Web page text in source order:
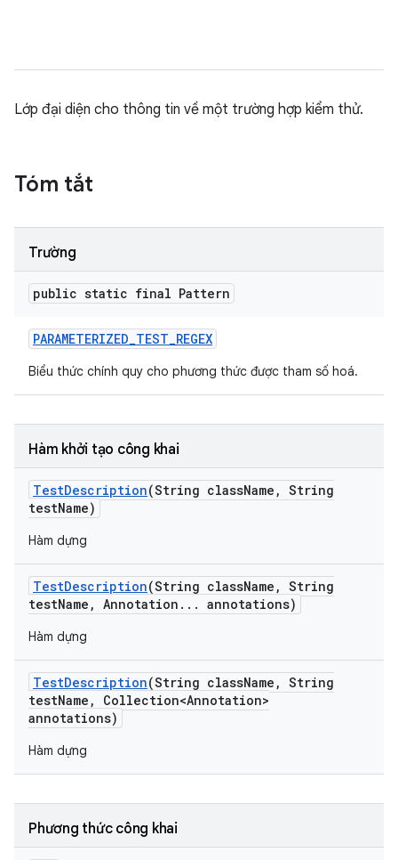
Lớp đại diện cho thông tin về một trường hợp kiểm thử.
Tóm tắt
Trường
public static final Pattern
PARAMETERIZED_TEST_REGEX
Biểu thức chính quy cho phương thức được tham số hoá.
Hàm khởi tạo công khai
TestDescription(String className , String
testName)
Hàm dựng
TestDescription(String className , String
testName , Annotation . . . annotations)
Hàm dựng
TestDescription(String className , String
testName ,
Collection<Annotation>
annotations)
Hàm dựng
Phương thức công khai